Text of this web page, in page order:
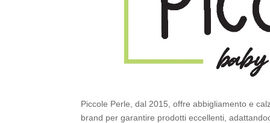
Piccole Perle, dal 2015, offre abbigliamento e
brand per garantire prodotti eccellenti,